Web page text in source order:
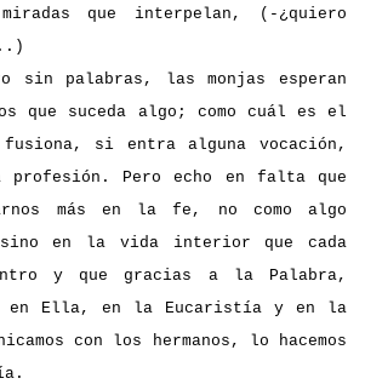
que interpelan, (-¿quiero
sin palabras, las monjas esperan
que suceda algo; como cuál es el
fusiona, si entra alguna vocación,
Pero echo en falta que
más en la fe, no como algo
en la vida interior que cada
y que gracias a la Palabra,
en Ella, en la Eucaristía y en la
con los hermanos, lo hacemos